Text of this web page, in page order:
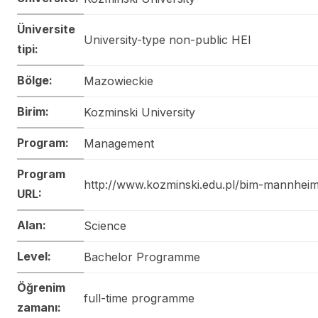
Üniversite
tipi:
University-type non-public HEI
Bölge: Mazowieckie
Birim: Kozminski University
Program: Management
Program
URL:
http://www.kozminski.edu.pl/bim-
Alan: Science
Level: Bachelor Programme
Öğrenim
zamanı:
full-time programme